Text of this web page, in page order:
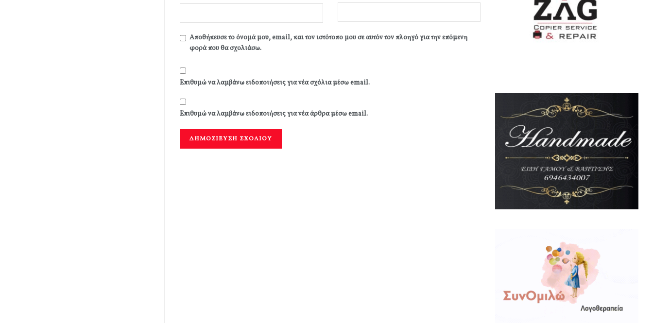
Αποθήκευσε το όνομά μου, email, και τον ιστότοπο μου σε αυτόν τον πλοηγό για την επόμενη
φορά που θα σχολιάσω.
Επιθυμώ να λαμβάνω ειδοποιήσεις για νέα σχόλια μέσω email.
Επιθυμώ να λαμβάνω ειδοποιήσεις για νέα άρθρα μέσω email.